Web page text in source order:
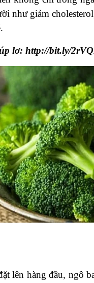
như giảm
lơ: http://bit.ly/
lên hàng đầu, ngô